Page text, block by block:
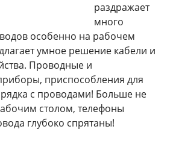
раздражает
много
особенно на рабочем
умное решение кабели и
Проводные и
приспособления для
с проводами! Больше не
столом, телефоны
глубоко спрятаны!